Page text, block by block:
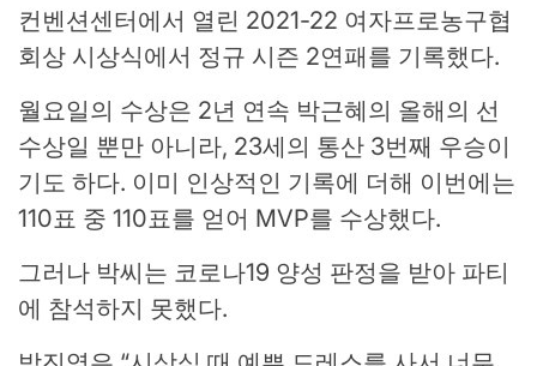
컨벤션센터에서 열린 2021-22 여자프로농구협
회상 시상식에서 정규 시즌 2연패를 기록했다.
월요일의 수상은 2년 연속 박근혜의 올해의 선
수상일 뿐만 아니라, 23세의 통산 3번째 우승이
기도 하다. 이미 인상적인 기록에 더해 이번에는
110표 중 110표를 얻어 MVP를 수상했다.
그러나 박씨는 코로나19 양성 판정을 받아 파티
에 참석하지 못했다.